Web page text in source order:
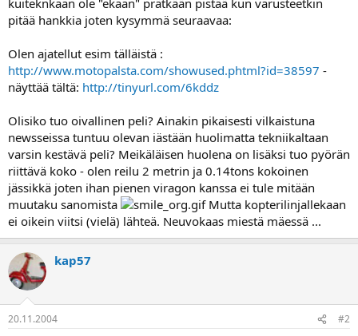
l
o
t
t
a
j
pitää hankkia joten kysymmä seuraavaa:
Olen ajatellut esim tälläistä :
http://www.motopalsta.com/showused.phtml?id=38597 -
näyttää tältä: http://tinyurl.com/6kddz
Olisiko tuo oivallinen peli? Ainakin pikaisesti vilkaistuna
newsseissa tuntuu olevan iästään huolimatta tekniikaltaan
varsin kestävä peli? Meikäläisen huolena on lisäksi tuo pyörän
riittävä koko - olen reilu 2 metrin ja 0.14tons kokoinen
jässikkä joten ihan pienen viragon kanssa ei tule mitään
muutaku sanomista
Mutta kopterilinjallekaan
ei oikein viitsi (vielä) lähteä. Neuvokaas miestä mäessä ...
kap57
20.11.2004 #2